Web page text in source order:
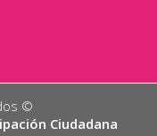
©️
Ciudadana